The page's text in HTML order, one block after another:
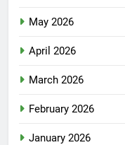
May 2026
April 2026
March 2026
February 2026
January 2026